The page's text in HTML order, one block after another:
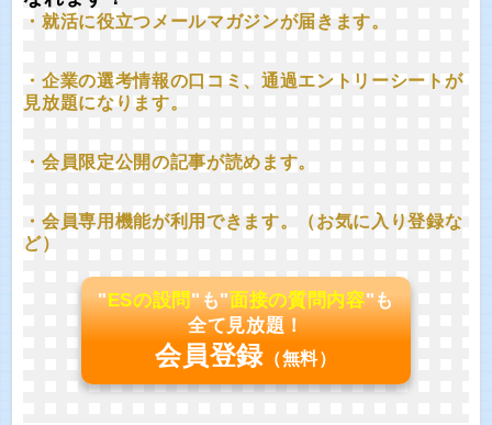
・就活に役立つメールマガジンが届きます。
・企業の選考情報の口コミ、通過エントリーシートが
見放題になります。
・会員限定公開の記事が読めます。
・会員専用機能が利用できます。（お気に入り登録な
ど）
"ESの設問"も"面接の質問内容"も
全て見放題！
会員登録 （無料）